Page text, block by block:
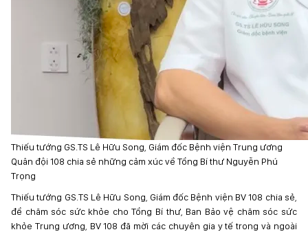
Thiếu tướng GS.TS Lê Hữu Song, Giám đốc Bệnh viện Trung ương
Quân đội 108 chia sẻ những cảm xúc về Tổng Bí thư Nguyễn Phú
Trọng
Thiếu tướng GS.TS Lê Hữu Song, Giám đốc Bệnh viện BV 108 chia sẻ,
để chăm sóc sức khỏe cho Tổng Bí thư, Ban Bảo vệ chăm sóc sức
khỏe Trung ương, BV 108 đã mời các chuyên gia y tế trong và ngoài